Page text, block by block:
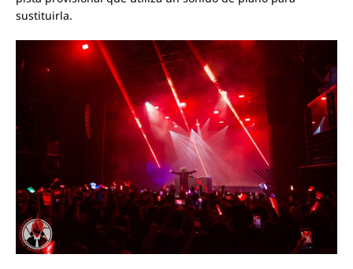
sustituirla.